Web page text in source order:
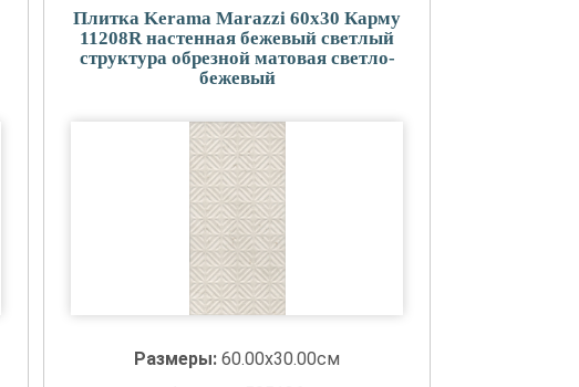
Плитка Kerama Marazzi 60x30 Карму
11208R настенная бежевый светлый
структура обрезной матовая светло-
бежевый
Размеры:60.00x30.00см